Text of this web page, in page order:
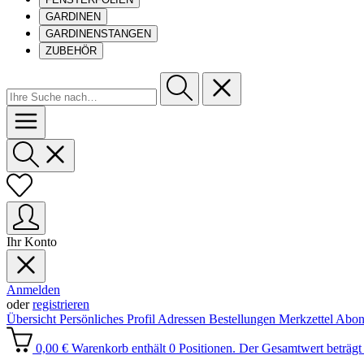
GARDINEN
GARDINENSTANGEN
ZUBEHÖR
Ihr Konto
Anmelden
oderregistrieren
Übersicht Persönliches Profil Adressen Bestellungen Merkzettel
0,00 € Warenkorb enthält 0 Positionen. Der Gesamtwert